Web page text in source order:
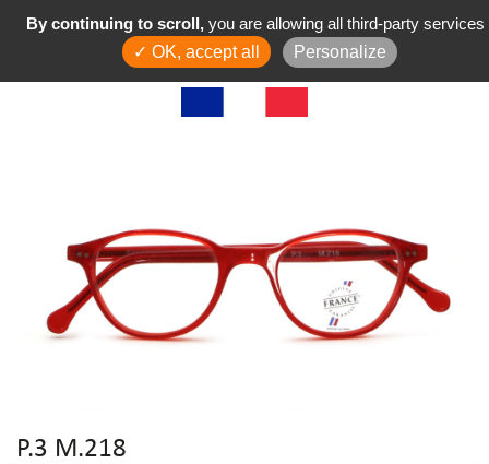
P.3 M.218
By continuing to scroll, you are allowing all third-party services
✓ OK, accept all
Personalize